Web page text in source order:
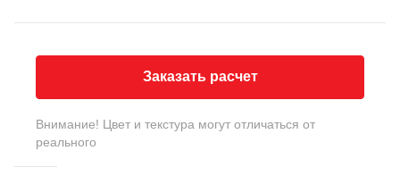
Заказать расчет
Внимание! Цвет и текстура могут отличаться от
реального